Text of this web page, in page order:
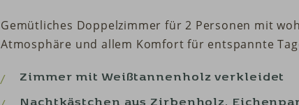
Gemütliches Doppelzimmer für 2 Personen mit
Atmosphäre und allem Komfort für entspannte
Zimmer mit Weißtannenholz verkleidet
Nachtkästchen aus Zirbenholz,